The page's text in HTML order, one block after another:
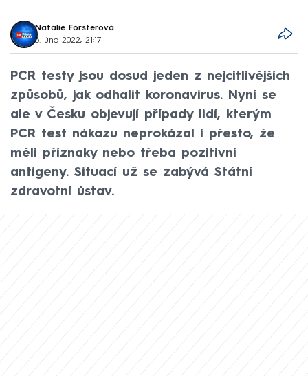
Natálie Forsterová
6. úno 2022, 21:17
PCR testy jsou dosud jeden z nejcitlivějších
způsobů, jak odhalit koronavirus. Nyní se
ale v Česku objevují případy lidí, kterým
PCR test nákazu neprokázal i přesto, že
měli příznaky nebo třeba pozitivní
antigeny. Situací už se zabývá Státní
zdravotní ústav.